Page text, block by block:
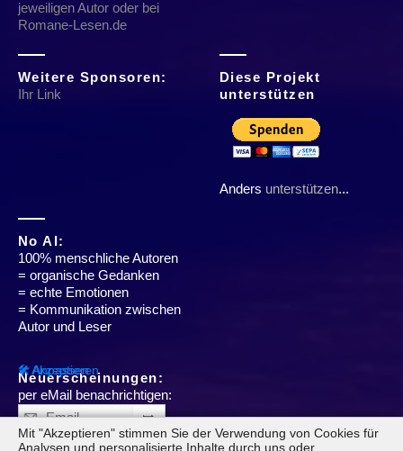
jeweiligen Autor oder bei
Romane-Lesen.de
Weitere Sponsoren:
Ihr Link
Diese Projekt
unterstützen
Anders unterstützen...
No AI:
100% menschliche Autoren
= organische Gedanken
= echte Emotionen
= Kommunikation zwischen
Autor und Leser
Neuerscheinungen:
per eMail benachrichtigen:
➥
✔ Akzeptieren
🛠 Anpassen
Mit "Akzeptieren" stimmen Sie der Verwendung von Cookies für
Analysen und personalisierte Inhalte durch uns oder